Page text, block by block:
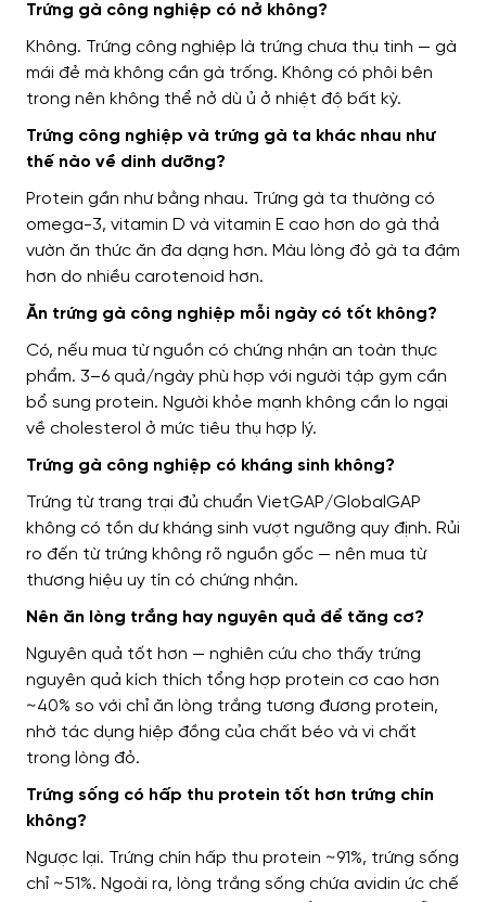
Trứng gà công nghiệp có nở không?
Không. Trứng công nghiệp là trứng chưa thụ tinh — gà
mái đẻ mà không cần gà trống. Không có phôi bên
trong nên không thể nở dù ủ ở nhiệt độ bất kỳ.
Trứng công nghiệp và trứng gà ta khác nhau như
thế nào về dinh dưỡng?
Protein gần như bằng nhau. Trứng gà ta thường có
omega-3, vitamin D và vitamin E cao hơn do gà thả
vườn ăn thức ăn đa dạng hơn. Màu lòng đỏ gà ta đậm
hơn do nhiều carotenoid hơn.
Ăn trứng gà công nghiệp mỗi ngày có tốt không?
Có, nếu mua từ nguồn có chứng nhận an toàn thực
phẩm. 3–6 quả/ngày phù hợp với người tập gym cần
bổ sung protein. Người khỏe mạnh không cần lo ngại
về cholesterol ở mức tiêu thụ hợp lý.
Trứng gà công nghiệp có kháng sinh không?
Trứng từ trang trại đủ chuẩn VietGAP/GlobalGAP
không có tồn dư kháng sinh vượt ngưỡng quy định. Rủi
ro đến từ trứng không rõ nguồn gốc — nên mua từ
thương hiệu uy tín có chứng nhận.
Nên ăn lòng trắng hay nguyên quả để tăng cơ?
Nguyên quả tốt hơn — nghiên cứu cho thấy trứng
nguyên quả kích thích tổng hợp protein cơ cao hơn
~40% so với chỉ ăn lòng trắng tương đương protein,
nhờ tác dụng hiệp đồng của chất béo và vi chất
trong lòng đỏ.
Trứng sống có hấp thu protein tốt hơn trứng chín
không?
Ngược lại. Trứng chín hấp thu protein ~91%, trứng sống
chỉ ~51%. Ngoài ra, lòng trắng sống chứa avidin ức chế